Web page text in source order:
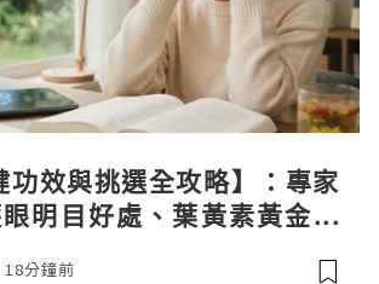
功效與挑選全攻略】：專家
明目好處、葉黃素黃金比
18分鐘前